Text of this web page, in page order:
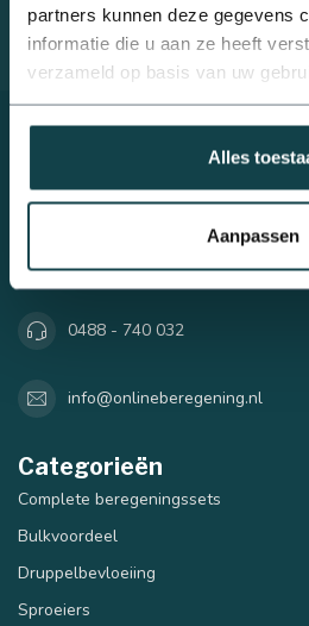
partners kunnen deze gegevens
informatie die u aan ze heeft
verzameld op basis van uw
Alles
Aanpassen
Online Beregening
6669 MZ Dodewaard
Nederland
0488 - 740 032
info@onlineberegening.nl
Categorieën
Complete beregeningssets
Bulkvoordeel
Druppelbevloeiing
Sproeiers